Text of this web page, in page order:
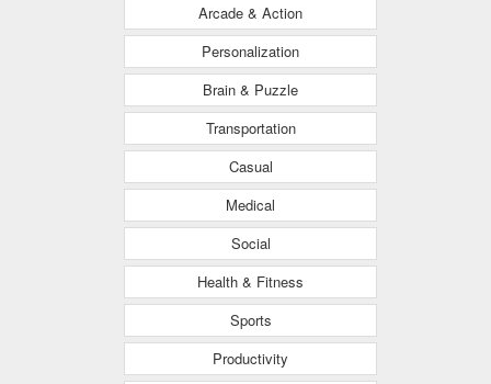
Arcade & Action
Personalization
Brain & Puzzle
Transportation
Casual
Medical
Social
Health & Fitness
Sports
Productivity